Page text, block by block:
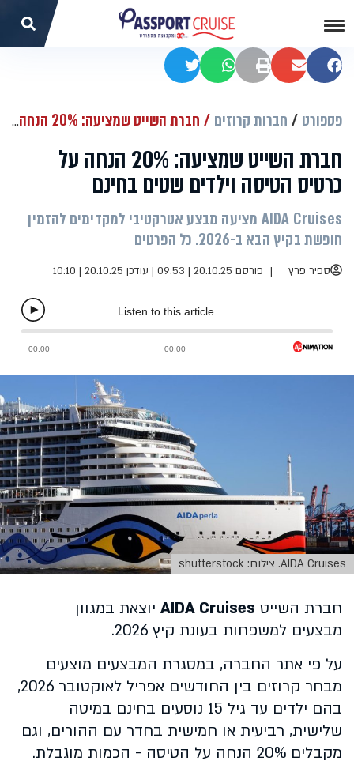
שתפו בפייסבוק
שתפו במיילהדפסהשתפו בוואטסאפשתפו בטוויטר
פספורט חברות קרוזים חברת השייט שמציעה: 20% הנחה על כרטיס הטיסה וילדים שטים בחינם
חברת השייט שמציעה: 20% הנחה על
כרטיס הטיסה וילדים שטים בחינם
AIDA Cruises מציעה מבצע אטרקטיבי למקדימים להזמין
חופשת בקיץ הבא ב-2026. כל הפרטים
ספיר פרץ פורסם 20.10.25 | 09:53 | עודכן 20.10.25 | 10:10
AIDA Cruises. צילום: shutterstock
חברת השייט AIDA Cruises יוצאת במגוון
מבצעים למשפחות בעונת קיץ 2026.
על פי אתר החברה, במסגרת המבצעים מוצעים
מבחר קרוזים בין החודשים אפריל לאוקטובר 2026,
בהם ילדים עד גיל 15 נוסעים בחינם במיטה
שלישית, רביעית או חמישית בחדר עם ההורים, וגם
מקבלים 20% הנחה על הטיסה - הכמות מוגבלת.